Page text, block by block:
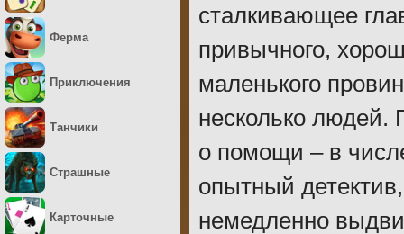
сталкивающее
привычного,
маленького
несколько людей.
о помощи – в
опытный
немедленно
Ферма
Приключения
Танчики
Страшные
Карточные